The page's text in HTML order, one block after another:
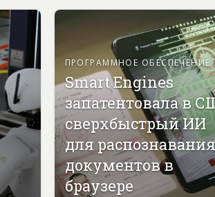
ПРОГРАММНОЕ ОБЕСПЕЧЕНИЕ
Smart Engines
запатентовала в
сверхбыстрый ИИ
для распознавания
документов в
браузере